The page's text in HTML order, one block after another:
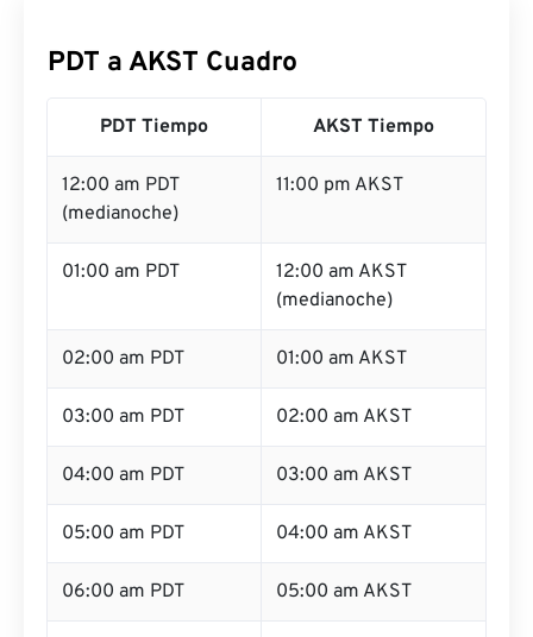
PDT a AKST Cuadro
PDT Tiempo AKST Tiempo
12:00 am PDT
(medianoche)
11:00 pm AKST
01:00 am PDT
12:00 am AKST
(medianoche)
02:00 am PDT 01:00 am AKST
03:00 am PDT 02:00 am AKST
04:00 am PDT 03:00 am AKST
05:00 am PDT 04:00 am AKST
06:00 am PDT 05:00 am AKST